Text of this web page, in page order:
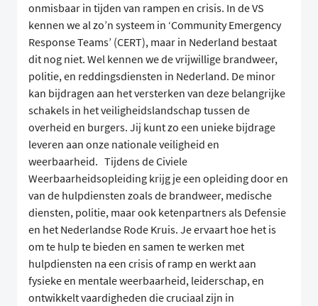
onmisbaar in tijden van rampen en crisis. In de VS
kennen we al zo’n systeem in ‘Community Emergency
Response Teams’ (CERT), maar in Nederland bestaat
dit nog niet. Wel kennen we de vrijwillige brandweer,
politie, en reddingsdiensten in Nederland. De minor
kan bijdragen aan het versterken van deze belangrijke
schakels in het veiligheidslandschap tussen de
overheid en burgers. Jij kunt zo een unieke bijdrage
leveren aan onze nationale veiligheid en
weerbaarheid. Tijdens de Civiele
Weerbaarheidsopleiding krijg je een opleiding door en
van de hulpdiensten zoals de brandweer, medische
diensten, politie, maar ook ketenpartners als Defensie
en het Nederlandse Rode Kruis. Je ervaart hoe het is
om te hulp te bieden en samen te werken met
hulpdiensten na een crisis of ramp en werkt aan
fysieke en mentale weerbaarheid, leiderschap, en
ontwikkelt vaardigheden die cruciaal zijn in